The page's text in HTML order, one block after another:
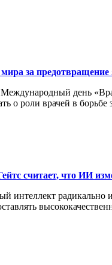
за
Международный день
о роли врачей в
считает, что ИИ
интеллект